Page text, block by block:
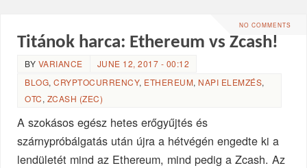
NO COMMENTS
Titánok harca: Ethereum vs Zcash!
BY VARIANCE
JUNE 12, 2017 - 00:12
BLOG,CRYPTOCURRENCY, ETHEREUM, NAPI ELEMZÉS,
OTC, ZCASH (ZEC)
A szokásos egész hetes erőgyűjtés és
szárnypróbálgatás után újra a hétvégén engedte ki a
lendületét mind az Ethereum, mind pedig a Zcash. Az